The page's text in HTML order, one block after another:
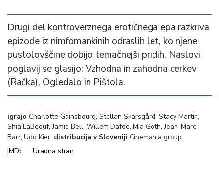
Drugi del kontroverznega erotičnega epa razkriva
epizode iz nimfomankinih odraslih let, ko njene
pustolovščine dobijo temačnejši pridih. Naslovi
poglavij se glasijo: Vzhodna in zahodna cerkev
(Račka), Ogledalo in Pištola.
igrajo Charlotte Gainsbourg, Stellan Skarsgård, Stacy Martin,
Shia LaBeouf, Jamie Bell, Willem Dafoe, Mia Goth, Jean-Marc
Barr, Udo Kier, distribucija v Sloveniji Cinemania group
IMDb
Uradna stran